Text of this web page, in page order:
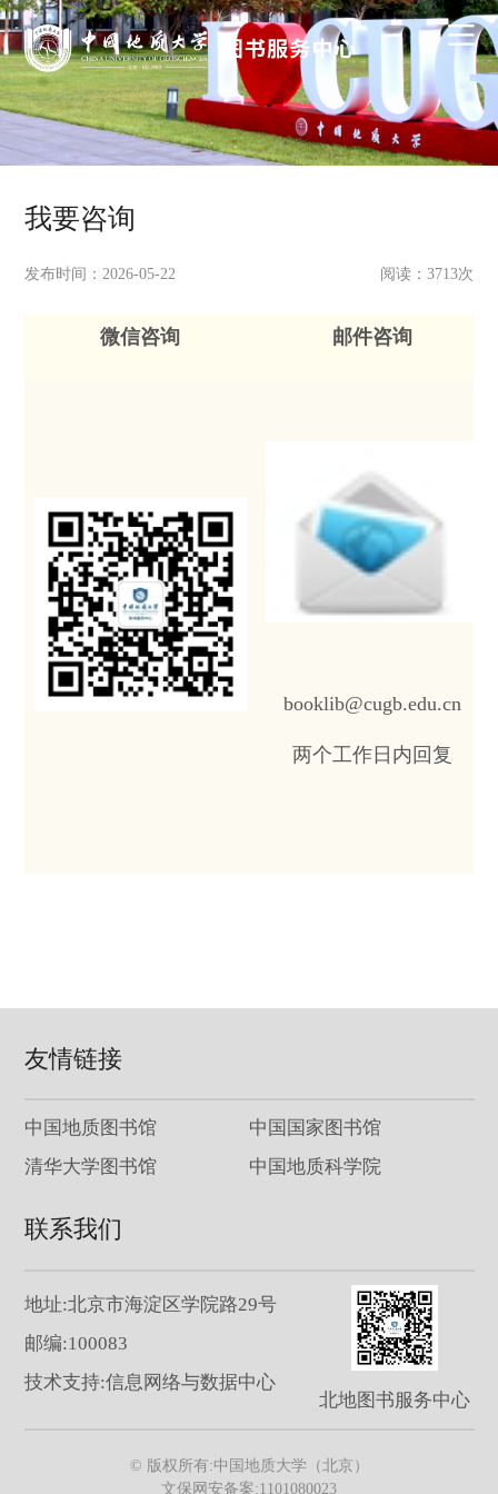
我要咨询
发布时间：2026-05-22 阅读：3713次
微信咨询 邮件咨询
booklib@cugb.edu.cn
两个工作日内回复
友情链接
中国地质图书馆
中国国家图书馆
清华大学图书馆
中国地质科学院
联系我们
地址:北京市海淀区学院路29号
邮编:100083
技术支持:信息网络与数据中心
北地图书服务中心
© 版权所有:中国地质大学（北京）
文保网安备案:1101080023